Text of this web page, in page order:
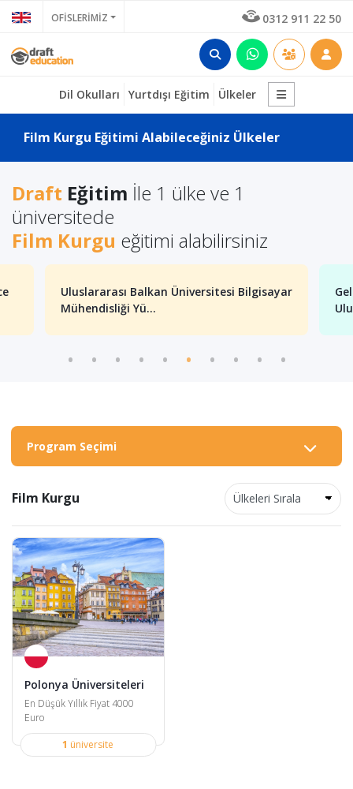
OFİSLERİMİZ 0312 911 22 50
Dil Okulları Yurtdışı Eğitim Ülkeler
Film Kurgu Eğitimi Alabileceğiniz Ülkeler
Draft Eğitim İle 1 ülke ve 1
üniversitede
Film Kurgu eğitimi alabilirsiniz
Uluslararası Balkan Üniversitesi Bilgisayar
Mühendisliği Yü...
Program Seçimi
Film Kurgu
Polonya Üniversiteleri
En Düşük Yıllık Fiyat 4000
Euro
1 üniversite